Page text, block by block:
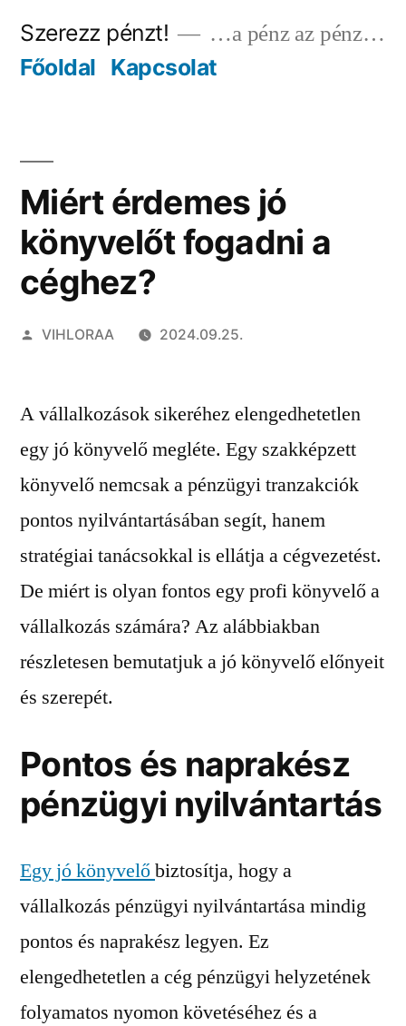
Szerezz pénzt! …a pénz az pénz…
Főoldal Kapcsolat
Miért érdemes jó
könyvelőt fogadni a
céghez?
Szerző:
VIHLORAA 2024.09.25.
A vállalkozások sikeréhez elengedhetetlen
egy jó könyvelő megléte. Egy szakképzett
könyvelő nemcsak a pénzügyi tranzakciók
pontos nyilvántartásában segít, hanem
stratégiai tanácsokkal is ellátja a cégvezetést.
De miért is olyan fontos egy profi könyvelő a
vállalkozás számára? Az alábbiakban
részletesen bemutatjuk a jó könyvelő előnyeit
és szerepét.
Pontos és naprakész
pénzügyi nyilvántartás
Egy jó könyvelőbiztosítja, hogy a
vállalkozás pénzügyi nyilvántartása mindig
pontos és naprakész legyen. Ez
elengedhetetlen a cég pénzügyi helyzetének
folyamatos nyomon követéséhez és a